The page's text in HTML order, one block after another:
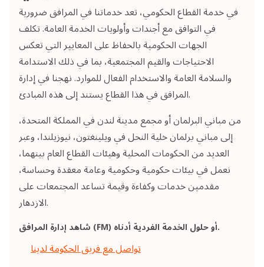
في خدمة القطاع الحكومي، تعد خدماتنا في المرافق ضرورية
في التوافق مع أجندات وأولويات الخدمة العامة. تكلف
الجهات الحكومية بالحفاظ على المعايير التي تعكس
الاحتياجات والقيم المجتمعية، بما في ذلك الاستدامة
والسلامة العامة والاستخدام الفعال للموارد. نهجنا في إدارة
المرافق في هذا القطاع يستند إلى هذه المبادئ.
من مباني البرلمان أو مجمع مدينة لندن في المملكة المتحدة،
إلى مباني برلمان خلية النحل في ويلينغتون، نيوزيلندا، وعبر
العديد من الحكومات المحلية وهيئات القطاع العام بينهما،
نعمل في بيئات حكومية وحكومية وعامة معقدة وحساسة،
مقدمين خدمات وكفاءة وقيمة تساعد المجتمعات على
الازدهار.
شاهد إدارة المرافق (FM) أو حلول الخدمة الفردية أدناه.
تواصل مع فريق الحكومة لدينا